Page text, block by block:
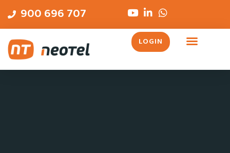
900 696 707
LOGIN